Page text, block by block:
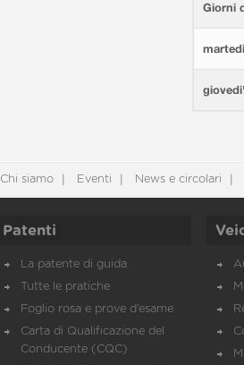
Giorni
giovedi'
Chi siamo Eventi News e circolari
Patenti
La patente di guida
Tutte le pratiche
Foglio rosa e prove d’esame
Carta di Qualificazione del
Conducente (CQC)